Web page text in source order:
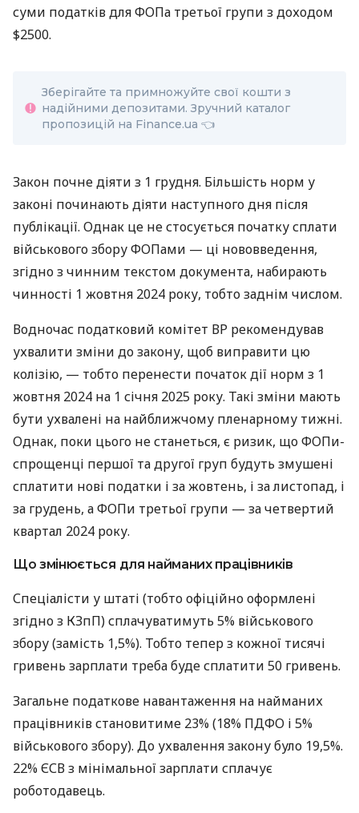
суми податків для ФОПа третьої групи з доходом
$2500.
Зберігайте та примножуйте свої кошти з
надійними депозитами. Зручний каталог
пропозицій на Finance.ua 👈
Закон почне діяти з 1 грудня. Більшість норм у
законі починають діяти наступного дня після
публікації. Однак це не стосується початку сплати
військового збору ФОПами — ці нововведення,
згідно з чинним текстом документа, набирають
чинності 1 жовтня 2024 року, тобто заднім числом.
Водночас податковий комітет ВР рекомендував
ухвалити зміни до закону, щоб виправити цю
колізію, — тобто перенести початок дії норм з 1
жовтня 2024 на 1 січня 2025 року. Такі зміни мають
бути ухвалені на найближчому пленарному тижні.
Однак, поки цього не станеться, є ризик, що ФОПи-
спрощенці першої та другої груп будуть змушені
сплатити нові податки і за жовтень, і за листопад, і
за грудень, а ФОПи третьої групи — за четвертий
квартал 2024 року.
Що змінюється для найманих працівників
Спеціалісти у штаті (тобто офіційно оформлені
згідно з КЗпП) сплачуватимуть 5% військового
збору (замість 1,5%). Тобто тепер з кожної тисячі
гривень зарплати треба буде сплатити 50 гривень.
Загальне податкове навантаження на найманих
працівників становитиме 23% (18% ПДФО і 5%
військового збору). До ухвалення закону було 19,5%.
22% ЄСВ з мінімальної зарплати сплачує
роботодавець.